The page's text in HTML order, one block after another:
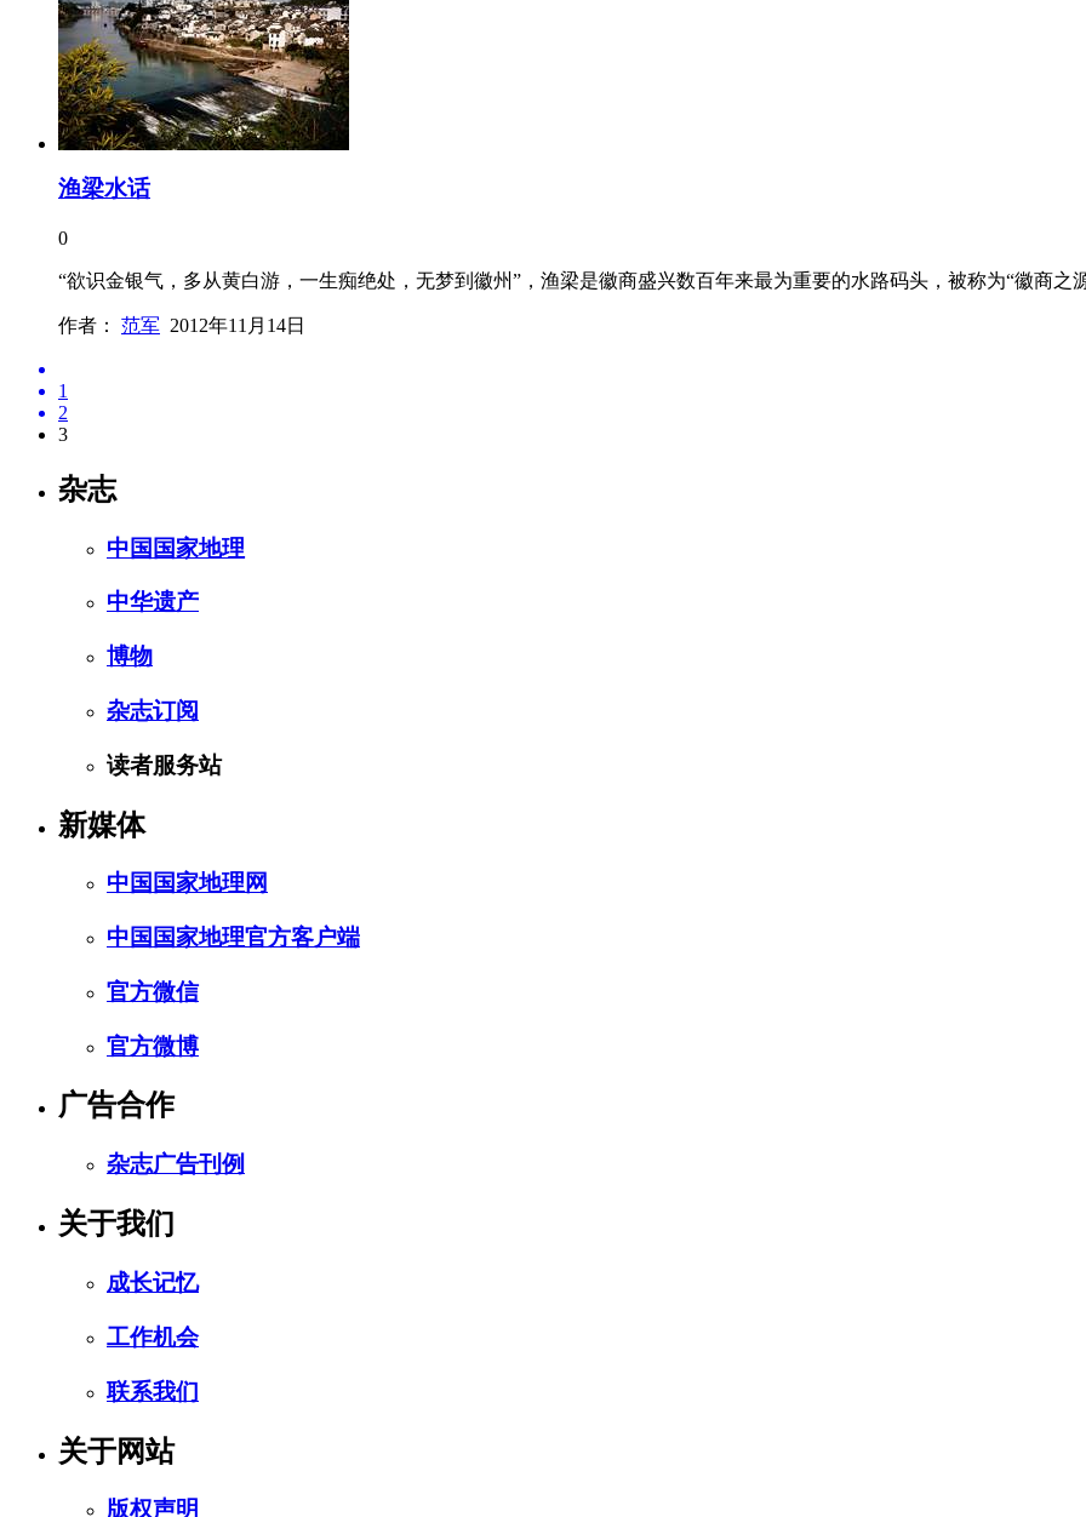
渔梁水话
0
“欲识金银气，多从黄白游，一生痴绝处，无梦到徽州”，渔梁是徽商盛兴数百年来最为重要的水路码头，被称为“徽商之
作者： 范军 2012年11月14日
1
2
3
杂志
中国国家地理
中华遗产
博物
杂志订阅
读者服务站
新媒体
中国国家地理网
中国国家地理官方客户端
官方微信
官方微博
广告合作
杂志广告刊例
关于我们
成长记忆
工作机会
联系我们
关于网站
版权声明